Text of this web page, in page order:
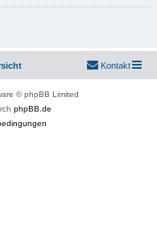
Kontakt
© phpBB Limited
phpBB.de